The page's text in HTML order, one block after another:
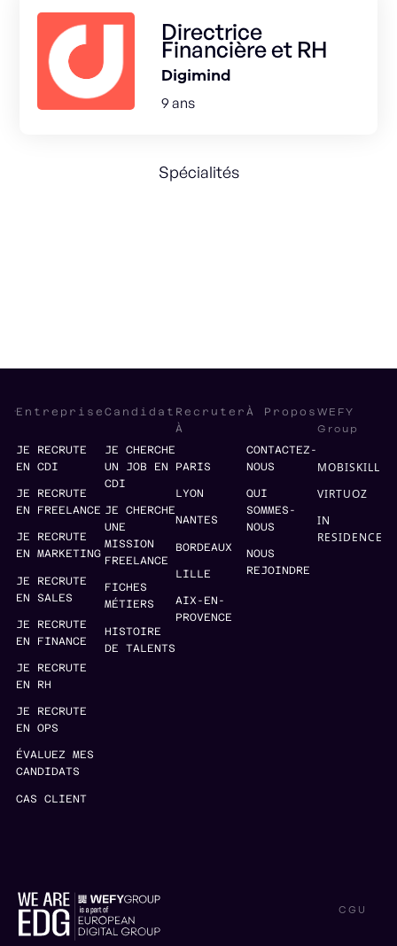
Directrice
Financière et RH
Digimind
9 ans
Spécialités
Entreprise
JE RECRUTE
EN CDI
JE RECRUTE
EN FREELANCE
JE RECRUTE
EN MARKETING
JE RECRUTE
EN SALES
JE RECRUTE
EN FINANCE
JE RECRUTE
EN RH
JE RECRUTE
EN OPS
ÉVALUEZ MES
CANDIDATS
CAS CLIENT
Candidat
JE CHERCHE
UN JOB EN
CDI
JE CHERCHE
UNE
MISSION
FREELANCE
FICHES
MÉTIERS
HISTOIRE
DE TALENTS
Recruter
À
PARIS
LYON
NANTES
BORDEAUX
LILLE
AIX-EN-
PROVENCE
À Propos
CONTACTEZ-
NOUS
QUI
SOMMES-
NOUS
NOUS
REJOINDRE
WEFY
Group
MOBISKILL
VIRTUOZ
IN
RESIDENCE
CGU